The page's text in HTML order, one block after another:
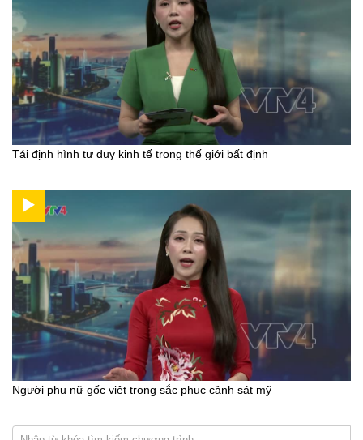
Tái định hình tư duy kinh tế trong thế giới bất định
Người phụ nữ gốc việt trong sắc phục cảnh sát mỹ